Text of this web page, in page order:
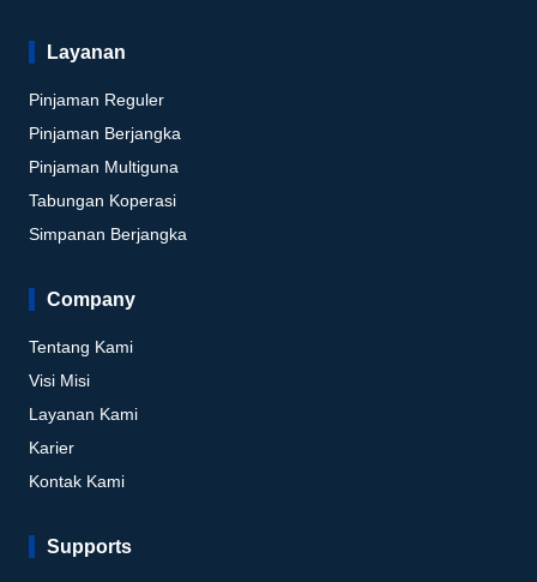
Layanan
Pinjaman Reguler
Pinjaman Berjangka
Pinjaman Multiguna
Tabungan Koperasi
Simpanan Berjangka
Company
Tentang Kami
Visi Misi
Layanan Kami
Karier
Kontak Kami
Supports